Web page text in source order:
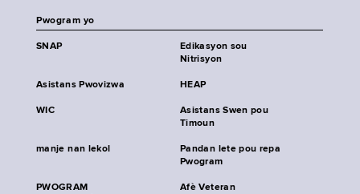
Pwogram yo
SNAP
Edikasyon sou
Nitrisyon
Asistans Pwovizwa HEAP
WIC
Asistans Swen pou
Timoun
manje nan lekol
Pandan lete pou repa
Pwogram
PWOGRAM
Afè Veteran